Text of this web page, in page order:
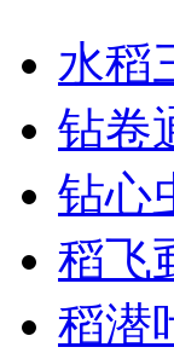
水稻
钻卷
钻心
稻飞
稻潜